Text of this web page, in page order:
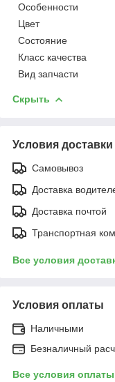
Особенности
Цвет
Состояние
Класс качества
Вид запчасти
Скрыть
Условия доставки
Самовывоз
Доставка
Доставка почтой
Транспортная
Все условия
Условия оплаты
Наличными
Безналичный
Все условия оплаты